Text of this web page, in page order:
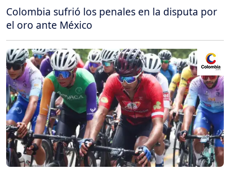
Colombia sufrió los penales en la disputa por
el oro ante México